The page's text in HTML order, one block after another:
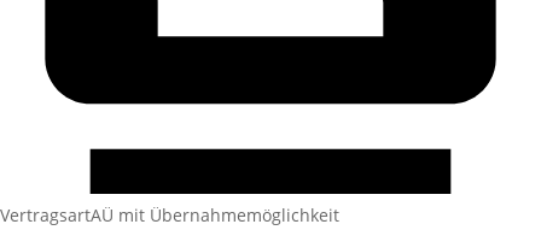
VertragsartAÜ mit Übernahmemöglichkeit